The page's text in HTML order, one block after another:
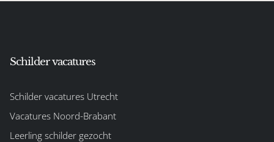
Schilder vacatures
Schilder vacatures Utrecht
Vacatures Noord-Brabant
Leerling schilder gezocht